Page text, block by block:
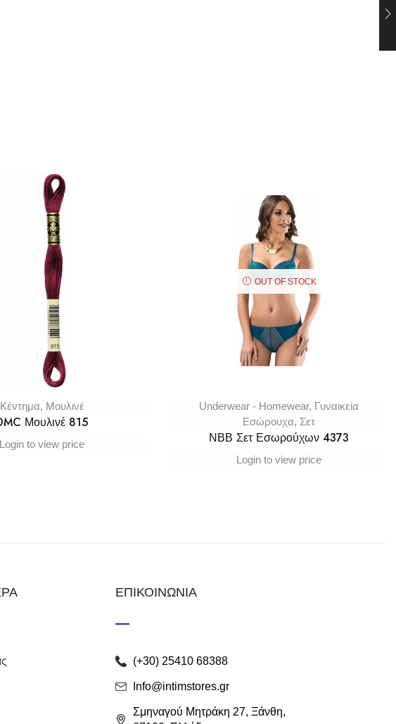
Κέντημα, Μουλινέ
Μουλινέ 815
Login to view price
OUT OF STOCK
Underwear - Homewear, Γυναικεία
Εσώρουχα, Σετ
ΝΒΒ Σετ Εσωρούχων 4373
Login to view price
ΕΠΙΚΟΙΝΩΝΙΑ
(+30) 25410 68388
Info@intimstores.gr
Σμηναγού Μητράκη 27, Ξάνθη,